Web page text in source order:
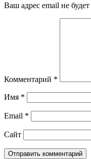
Ваш адрес email не
Комментарий *
Имя *
Email *
Сайт